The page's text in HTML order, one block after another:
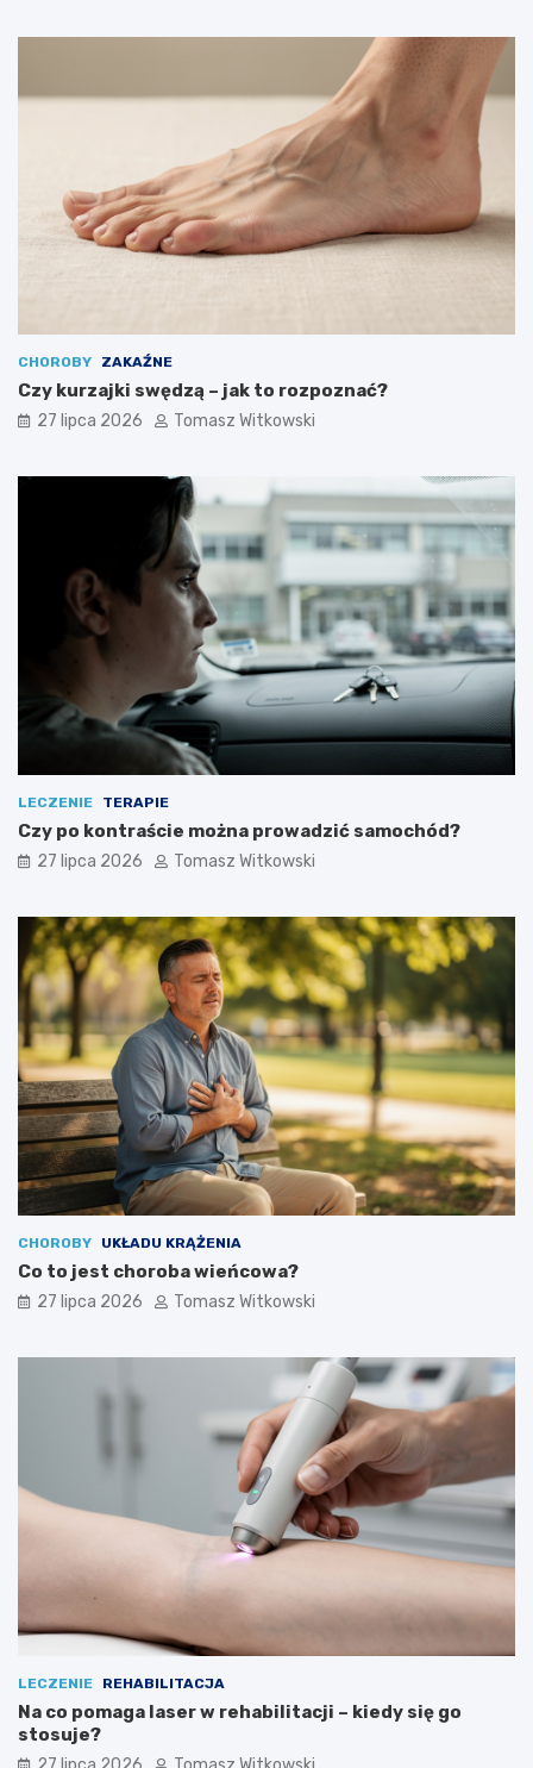
CHOROBY ZAKAŹNE
Czy kurzajki swędzą – jak to rozpoznać?
27 lipca 2026 Tomasz Witkowski
LECZENIE TERAPIE
Czy po kontraście można prowadzić samochód?
27 lipca 2026 Tomasz Witkowski
CHOROBY UKŁADU KRĄŻENIA
Co to jest choroba wieńcowa?
27 lipca 2026 Tomasz Witkowski
LECZENIE REHABILITACJA
Na co pomaga laser w rehabilitacji – kiedy się go
stosuje?